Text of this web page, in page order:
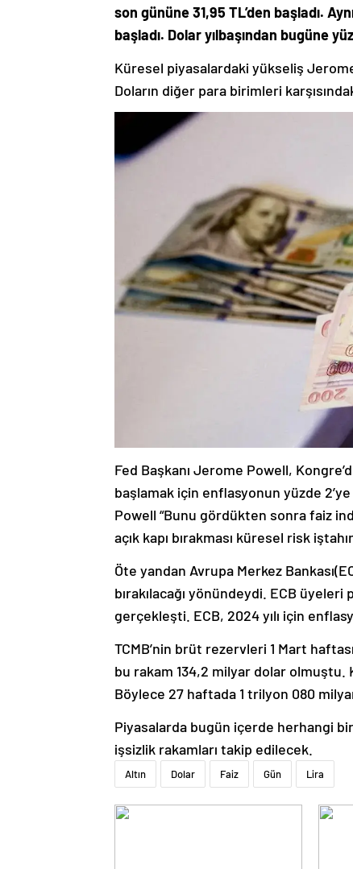
son gününe 31,95 TL’den başladı.
başladı. Dolar yılbaşından bugüne
Küresel piyasalardaki yükseliş
Doların diğer para birimleri
Fed Başkanı Jerome Powell,
başlamak için enflasyonun yüzde
Powell “Bunu gördükten sonra faiz
açık kapı bırakması küresel risk
Öte yandan Avrupa Merkez
bırakılacağı yönündeydi. ECB
gerçekleşti. ECB, 2024 yılı için
TCMB’nin brüt rezervleri 1 Mart
bu rakam 134,2 milyar dolar olmuştu.
Böylece 27 haftada 1 trilyon 080 milyar
Piyasalarda bugün içerde herhangi
işsizlik rakamları takip edilecek.
Altın Dolar Faiz Gün Lira